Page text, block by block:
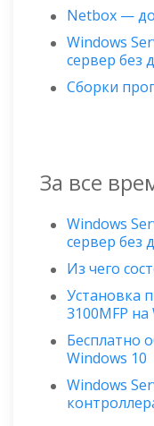
Netbox —
Windows
сервер без
Сборки
За все
Windows
сервер без
Из чего
Установка
3100MFP
Бесплатно
Windows 10
Windows